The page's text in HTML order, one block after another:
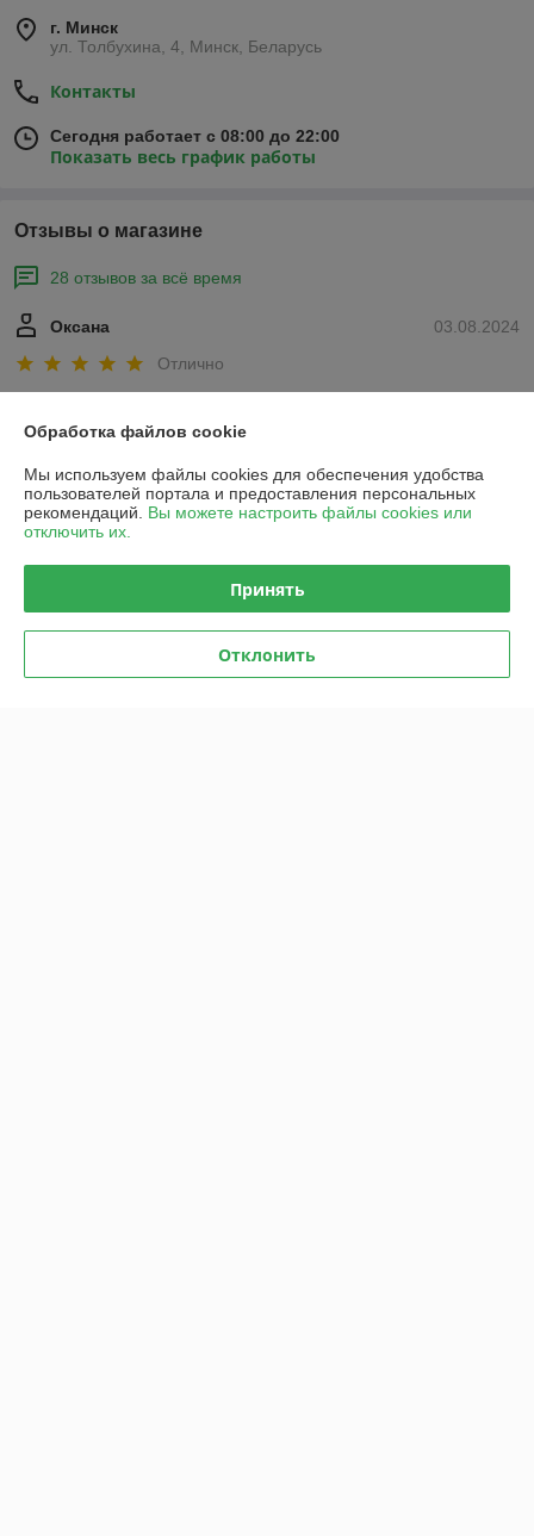
г. Минск
ул. Толбухина, 4, Минск, Беларусь
Контакты
Сегодня работает с 08:00 до 22:00
Показать весь график работы
Отзывы о магазине
28 отзывов за всё время
03.08.2024
Оксана
Отлично
30.12.2022
Покупатель
Отлично
Лучшее соотношение-- Цена-Качество!!!
Сделка подтверждена через корзину
Показать все отзывы
Обработка файлов cookie
Мы используем файлы cookies для обеспечения удобства
пользователей портала и предоставления персональных
рекомендаций. Вы можете настроить файлы cookies или
отключить их.
Принять
Отклонить